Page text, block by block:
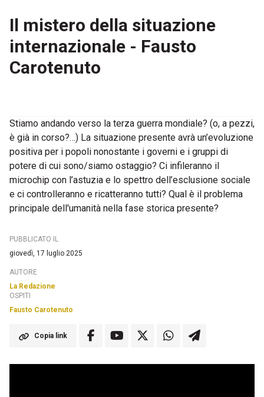
Il mistero della situazione
internazionale - Fausto
Carotenuto
Stiamo andando verso la terza guerra mondiale? (o, a pezzi,
è già in corso?…) La situazione presente avrà un’evoluzione
positiva per i popoli nonostante i governi e i gruppi di
potere di cui sono/siamo ostaggio? Ci infileranno il
microchip con l’astuzia e lo spettro dell’esclusione sociale
e ci controlleranno e ricatteranno tutti? Qual è il problema
principale dell'umanità nella fase storica presente?
PUBBLICATO IL
giovedì, 17 luglio 2025
AUTORE
La Redazione
OSPITI
Fausto Carotenuto
Copia link